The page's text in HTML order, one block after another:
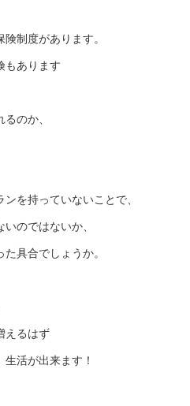
制度があります。
もあります
のか、
を持っていないことで、
のではないか、
具合でしょうか。
えるはず
活が出来ます！